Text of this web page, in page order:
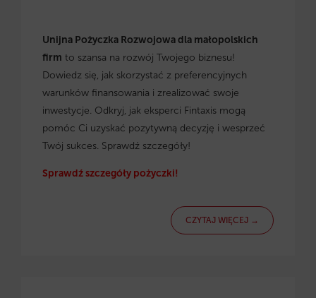
Unijna Pożyczka Rozwojowa dla małopolskich
firm to szansa na rozwój Twojego biznesu!
Dowiedz się, jak skorzystać z preferencyjnych
warunków finansowania i zrealizować swoje
inwestycje. Odkryj, jak eksperci Fintaxis mogą
pomóc Ci uzyskać pozytywną decyzję i wesprzeć
Twój sukces. Sprawdź szczegóły!
Sprawdź szczegóły pożyczki!
CZYTAJ WIĘCEJ →